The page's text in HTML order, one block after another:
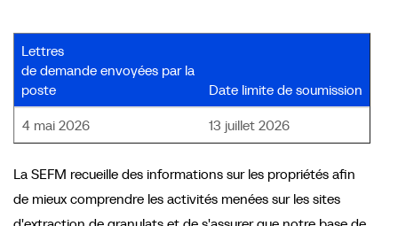
Lettres
de demande envoyées par la
poste
Date limite de soumission
4 mai 2026
13 juillet 2026
La SEFM recueille des informations sur les propriétés afin
de mieux comprendre les activités menées sur les sites